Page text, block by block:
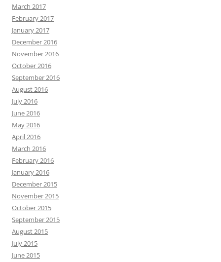
March 2017
February 2017
January 2017
December 2016
November 2016
October 2016
September 2016
August 2016
July 2016
June 2016
May 2016
April 2016
March 2016
February 2016
January 2016
December 2015
November 2015
October 2015
September 2015
August 2015
July 2015
June 2015